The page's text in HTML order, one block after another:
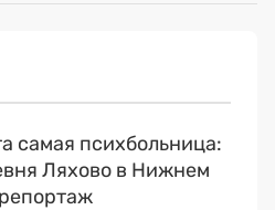
самая психбольница:
Ляхово в Нижнем